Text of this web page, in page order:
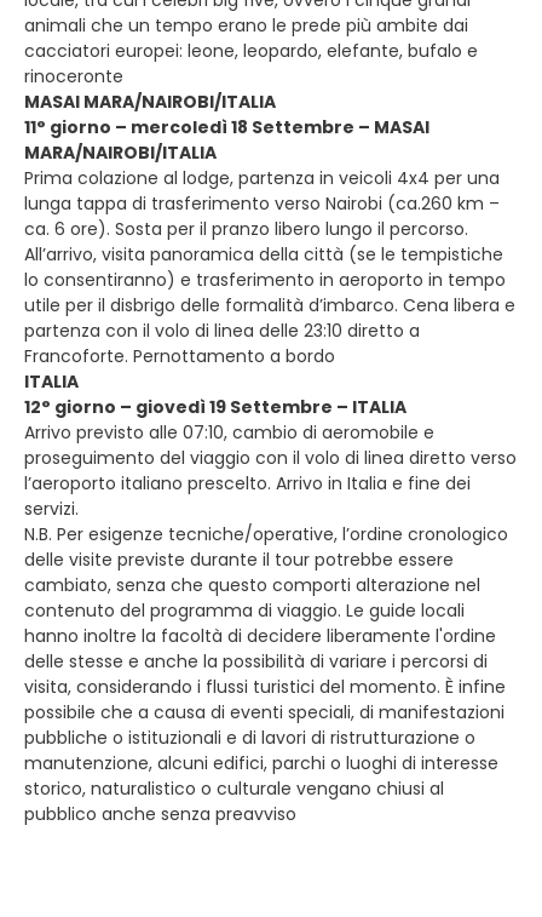
animali che un tempo erano le prede più ambite dai
cacciatori europei: leone, leopardo, elefante, bufalo e
rinoceronte
MASAI MARA/NAIROBI/ITALIA
11° giorno – mercoledì 18 Settembre – MASAI
MARA/NAIROBI/ITALIA
Prima colazione al lodge, partenza in veicoli 4x4 per una
lunga tappa di trasferimento verso Nairobi (ca.260 km –
ca. 6 ore). Sosta per il pranzo libero lungo il percorso.
All’arrivo, visita panoramica della città (se le tempistiche
lo consentiranno) e trasferimento in aeroporto in tempo
utile per il disbrigo delle formalità d’imbarco. Cena libera e
partenza con il volo di linea delle 23:10 diretto a
Francoforte. Pernottamento a bordo
ITALIA
12° giorno – giovedì 19 Settembre – ITALIA
Arrivo previsto alle 07:10, cambio di aeromobile e
proseguimento del viaggio con il volo di linea diretto verso
l’aeroporto italiano prescelto. Arrivo in Italia e fine dei
servizi.
N.B. Per esigenze tecniche/operative, l’ordine cronologico
delle visite previste durante il tour potrebbe essere
cambiato, senza che questo comporti alterazione nel
contenuto del programma di viaggio. Le guide locali
hanno inoltre la facoltà di decidere liberamente l'ordine
delle stesse e anche la possibilità di variare i percorsi di
visita, considerando i flussi turistici del momento. È infine
possibile che a causa di eventi speciali, di manifestazioni
pubbliche o istituzionali e di lavori di ristrutturazione o
manutenzione, alcuni edifici, parchi o luoghi di interesse
storico, naturalistico o culturale vengano chiusi al
pubblico anche senza preavviso